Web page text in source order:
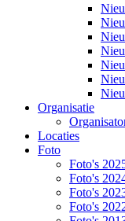
Organisatie
Locaties
Foto
Foto's
Foto's
Foto's
Foto's